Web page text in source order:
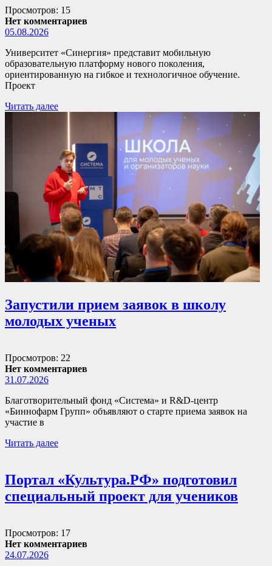
Просмотров: 15
Нет комментариев
05.08.2026
Университет «Синергия» представит мобильную
образовательную платформу нового поколения,
ориентированную на гибкое и технологичное обучение.
Проект
Читать далее
Запустили прием заявок в школу
молодых ученых
Просмотров: 22
Нет комментариев
31.07.2026
Благотворительный фонд «Система» и R&D-центр
«Биннофарм Групп» объявляют о старте приема заявок на
участие в
Читать далее
Портал «Культура.РФ» подготовил
специальный проект для учеников
Просмотров: 17
Нет комментариев
24.07.2026